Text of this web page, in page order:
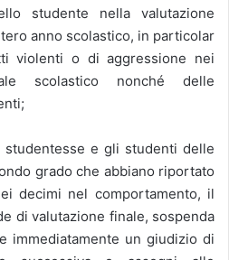
studente nella valutazione
anno scolastico, in particolar
violenti o di aggressione nei
scolastico nonché delle
e gli studenti delle
grado che abbiano riportato
decimi nel comportamento, il
di valutazione finale, sospenda
immediatamente un giudizio di